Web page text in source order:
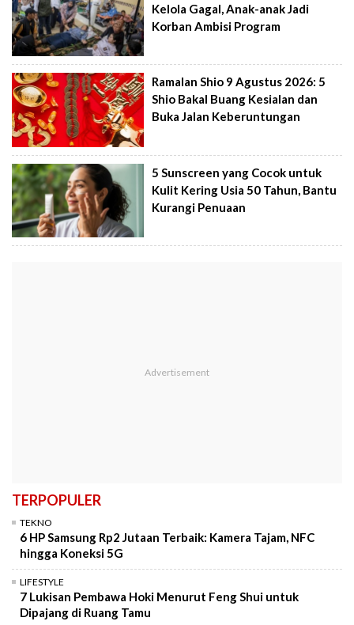
Kelola Gagal, Anak-anak Jadi
Korban Ambisi Program
Ramalan Shio 9 Agustus 2026: 5
Shio Bakal Buang Kesialan dan
Buka Jalan Keberuntungan
5 Sunscreen yang Cocok untuk
Kulit Kering Usia 50 Tahun, Bantu
Kurangi Penuaan
TERPOPULER
TEKNO
6 HP Samsung Rp2 Jutaan Terbaik: Kamera Tajam, NFC
hingga Koneksi 5G
LIFESTYLE
7 Lukisan Pembawa Hoki Menurut Feng Shui untuk
Dipajang di Ruang Tamu